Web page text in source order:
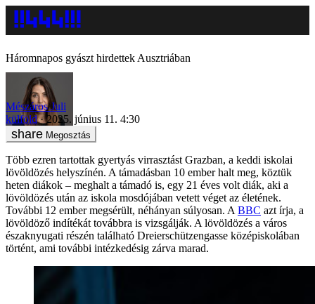
Háromnapos gyászt hirdettek Ausztriában
Mészáros Juli
külföld
2025. június 11. 4:30
Megosztás
Több ezren tartottak gyertyás virrasztást Grazban, a keddi iskolai
lövöldözés helyszínén. A támadásban 10 ember halt meg, köztük
heten diákok – meghalt a támadó is, egy 21 éves volt diák, aki a
lövöldözés után az iskola mosdójában vetett véget az életének.
További 12 ember megsérült, néhányan súlyosan. A BBC azt írja, a
lövöldöző indítékát továbbra is vizsgálják. A lövöldözés a város
északnyugati részén található Dreierschützengasse középiskolában
történt, ami további intézkedésig zárva marad.